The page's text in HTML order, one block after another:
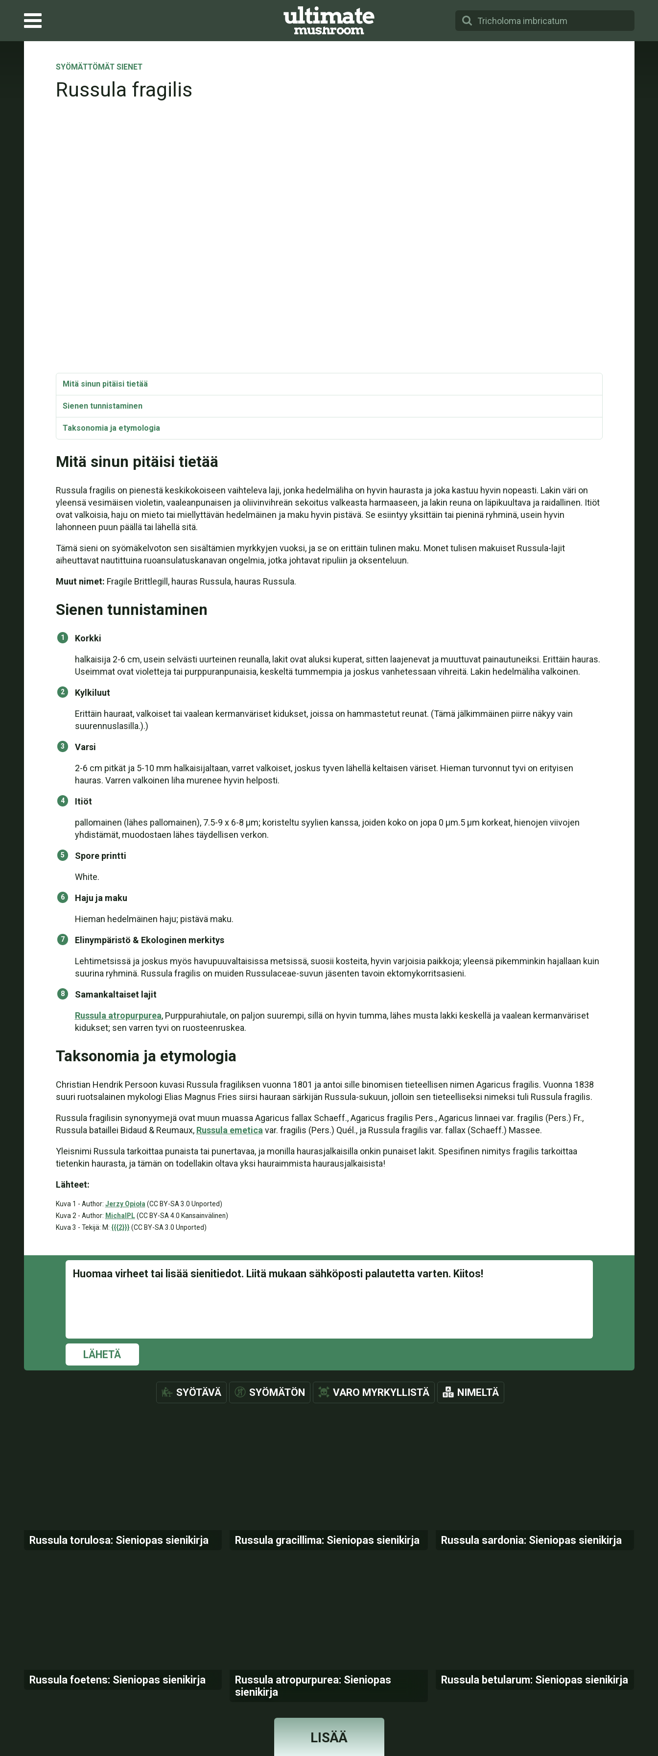
SYÖMÄTTÖMÄT SIENET
Russula fragilis
Mitä sinun pitäisi tietää
Sienen tunnistaminen
Taksonomia ja etymologia
Mitä sinun pitäisi tietää
Russula fragilis on pienestä keskikokoiseen vaihteleva laji, jonka hedelmäliha on hyvin haurasta ja joka kastuu hyvin nopeasti. Lakin väri on
yleensä vesimäisen violetin, vaaleanpunaisen ja oliivinvihreän sekoitus valkeasta harmaaseen, ja lakin reuna on läpikuultava ja raidallinen. Itiöt
ovat valkoisia, haju on mieto tai miellyttävän hedelmäinen ja maku hyvin pistävä. Se esiintyy yksittäin tai pieninä ryhminä, usein hyvin
lahonneen puun päällä tai lähellä sitä.
Tämä sieni on syömäkelvoton sen sisältämien myrkkyjen vuoksi, ja se on erittäin tulinen maku. Monet tulisen makuiset Russula-lajit
aiheuttavat nautittuina ruoansulatuskanavan ongelmia, jotka johtavat ripuliin ja oksenteluun.
Muut nimet: Fragile Brittlegill, hauras Russula, hauras Russula.
Sienen tunnistaminen
Korkki
halkaisija 2-6 cm, usein selvästi uurteinen reunalla, lakit ovat aluksi kuperat, sitten laajenevat ja muuttuvat painautuneiksi. Erittäin hauras.
Useimmat ovat violetteja tai purppuranpunaisia, keskeltä tummempia ja joskus vanhetessaan vihreitä. Lakin hedelmäliha valkoinen.
Kylkiluut
Erittäin hauraat, valkoiset tai vaalean kermanväriset kidukset, joissa on hammastetut reunat. (Tämä jälkimmäinen piirre näkyy vain
suurennuslasilla.).)
Varsi
2-6 cm pitkät ja 5-10 mm halkaisijaltaan, varret valkoiset, joskus tyven lähellä keltaisen väriset. Hieman turvonnut tyvi on erityisen
hauras. Varren valkoinen liha murenee hyvin helposti.
Itiöt
pallomainen (lähes pallomainen), 7.5-9 x 6-8 µm; koristeltu syylien kanssa, joiden koko on jopa 0 µm.5 µm korkeat, hienojen viivojen
yhdistämät, muodostaen lähes täydellisen verkon.
Spore printti
White.
Haju ja maku
Hieman hedelmäinen haju; pistävä maku.
Elinympäristö & Ekologinen merkitys
Lehtimetsissä ja joskus myös havupuuvaltaisissa metsissä, suosii kosteita, hyvin varjoisia paikkoja; yleensä pikemminkin hajallaan kuin
suurina ryhminä. Russula fragilis on muiden Russulaceae-suvun jäsenten tavoin ektomykorritsasieni.
Samankaltaiset lajit
Russula atropurpurea, Purppurahiutale, on paljon suurempi, sillä on hyvin tumma, lähes musta lakki keskellä ja vaalean kermanväriset
kidukset; sen varren tyvi on ruosteenruskea.
Taksonomia ja etymologia
Christian Hendrik Persoon kuvasi Russula fragiliksen vuonna 1801 ja antoi sille binomisen tieteellisen nimen Agaricus fragilis. Vuonna 1838
suuri ruotsalainen mykologi Elias Magnus Fries siirsi hauraan särkijän Russula-sukuun, jolloin sen tieteelliseksi nimeksi tuli Russula fragilis.
Russula fragilisin synonyymejä ovat muun muassa Agaricus fallax Schaeff., Agaricus fragilis Pers., Agaricus linnaei var. fragilis (Pers.) Fr.,
Russula bataillei Bidaud & Reumaux, Russula emetica var. fragilis (Pers.) Quél., ja Russula fragilis var. fallax (Schaeff.) Massee.
Yleisnimi Russula tarkoittaa punaista tai punertavaa, ja monilla haurasjalkaisilla onkin punaiset lakit. Spesifinen nimitys fragilis tarkoittaa
tietenkin haurasta, ja tämän on todellakin oltava yksi hauraimmista haurausjalkaisista!
Lähteet:
Kuva 1 - Author: Jerzy Opioła (CC BY-SA 3.0 Unported)
Kuva 2 - Author: MichalPL(CC BY-SA 4.0 Kansainvälinen)
Kuva 3 - Tekijä: M: {{{2}}} (CC BY-SA 3.0 Unported)
LÄHETÄ
SYÖTÄVÄ SYÖMÄTÖN VARO MYRKYLLISTÄ NIMELTÄ
Russula torulosa: Sieniopas sienikirja Russula gracillima: Sieniopas sienikirja Russula sardonia: Sieniopas sienikirja
Russula foetens: Sieniopas sienikirja
Russula atropurpurea: Sieniopas
sienikirja
Russula betularum: Sieniopas sienikirja
LISÄÄ